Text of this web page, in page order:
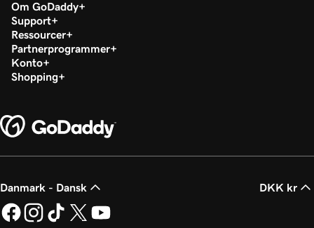
Om GoDaddy
Support
Ressourcer
Partnerprogrammer
Konto
Shopping
Danmark - Dansk DKK kr